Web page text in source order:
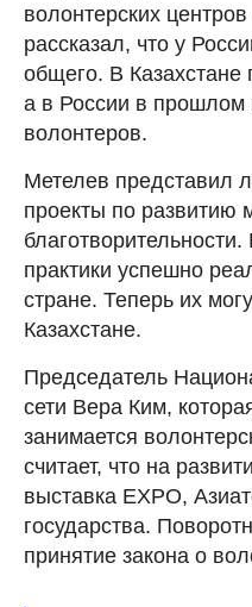
волонтерских
рассказал, что у
общего. В
а в России в прошлом
волонтеров.
Метелев представил
проекты по развитию
практики успешно
стране. Теперь их
Казахстане.
Председатель
сети Вера Ким,
занимается
считает, что на
выставка EXPO,
государства.
принятие закона о